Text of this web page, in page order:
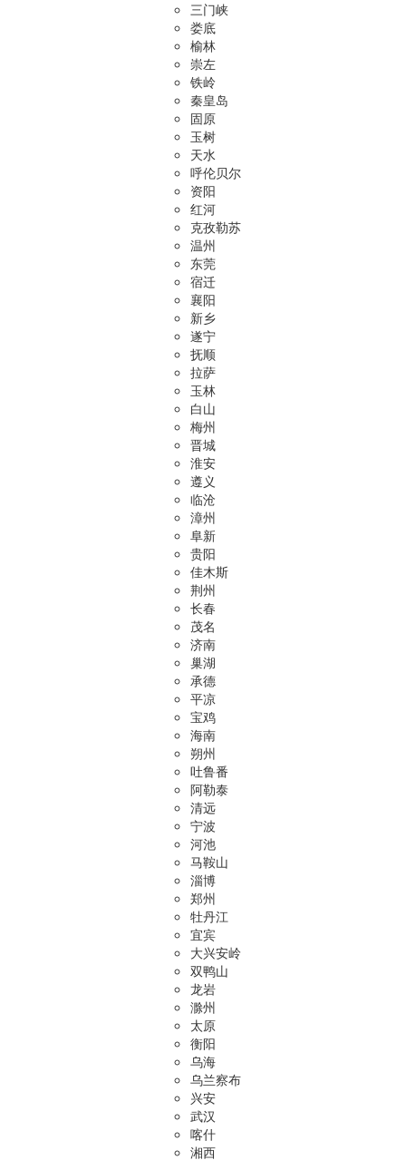
三门峡
娄底
榆林
崇左
铁岭
秦皇岛
固原
玉树
天水
呼伦贝尔
资阳
红河
克孜勒苏
温州
东莞
宿迁
襄阳
新乡
遂宁
抚顺
拉萨
玉林
白山
梅州
晋城
淮安
遵义
临沧
漳州
阜新
贵阳
佳木斯
荆州
长春
茂名
济南
巢湖
承德
平凉
宝鸡
海南
朔州
吐鲁番
阿勒泰
清远
宁波
河池
马鞍山
淄博
郑州
牡丹江
宜宾
大兴安岭
双鸭山
龙岩
滁州
太原
衡阳
乌海
乌兰察布
兴安
武汉
喀什
湘西